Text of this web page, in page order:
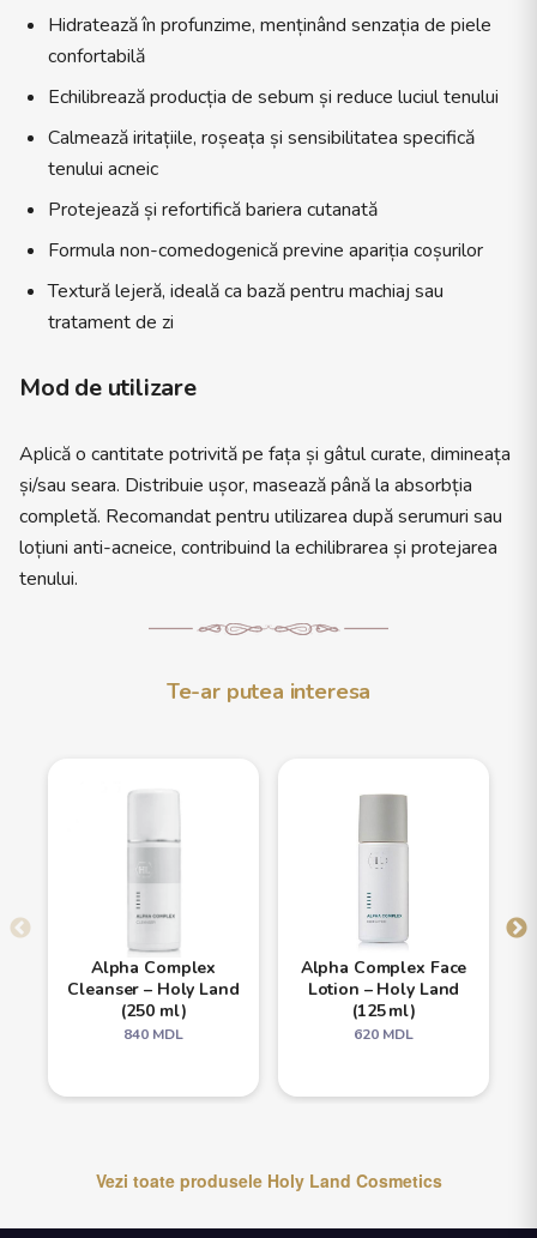
Hidratează în profunzime, menținând senzația de piele
confortabilă
Echilibrează producția de sebum și reduce luciul tenului
Calmează iritațiile, roșeața și sensibilitatea specifică
tenului acneic
Protejează și refortifică bariera cutanată
Formula non-comedogenică previne apariția coșurilor
Textură lejeră, ideală ca bază pentru machiaj sau
tratament de zi
Mod de utilizare
Aplică o cantitate potrivită pe fața și gâtul curate, dimineața
și/sau seara. Distribuie ușor, masează până la absorbția
completă. Recomandat pentru utilizarea după serumuri sau
loțiuni anti-acneice, contribuind la echilibrarea și protejarea
tenului.
Te-ar putea interesa
Alpha Complex
Cleanser – Holy Land
(250 ml)
840 MDL
Alpha Complex Face
Lotion – Holy Land
(125 ml)
620 MDL
Vezi toate produsele Holy Land Cosmetics